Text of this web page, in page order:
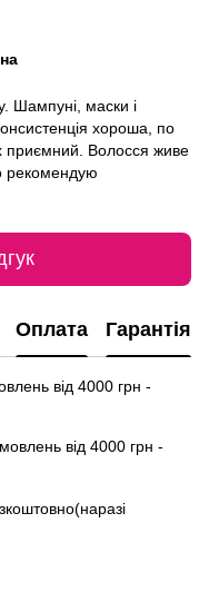
Шампуні, маски і
хороша, по
приємний. Волосся живе
рекомендую
Оплата Гарантія
від 4000 грн -
від 4000 грн -